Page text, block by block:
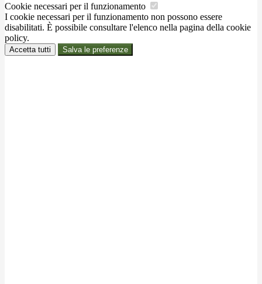
Cookie necessari per il funzionamento
I cookie necessari per il funzionamento non possono essere
disabilitati. È possibile consultare l'elenco nella pagina della cookie
policy.
Accetta tutti Salva le preferenze